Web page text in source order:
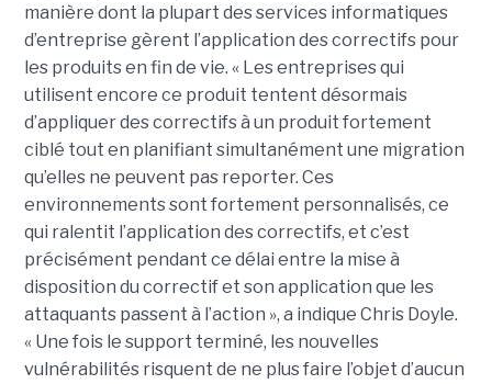
manière dont la plupart des services informatiques
d’entreprise gèrent l’application des correctifs pour
les produits en fin de vie. « Les entreprises qui
utilisent encore ce produit tentent désormais
d’appliquer des correctifs à un produit fortement
ciblé tout en planifiant simultanément une migration
qu’elles ne peuvent pas reporter. Ces
environnements sont fortement personnalisés, ce
qui ralentit l’application des correctifs, et c’est
précisément pendant ce délai entre la mise à
disposition du correctif et son application que les
attaquants passent à l’action », a indique Chris Doyle.
« Une fois le support terminé, les nouvelles
vulnérabilités risquent de ne plus faire l’objet d’aucun